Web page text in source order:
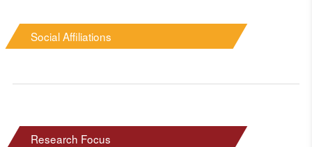
Social Affiliations
Research Focus